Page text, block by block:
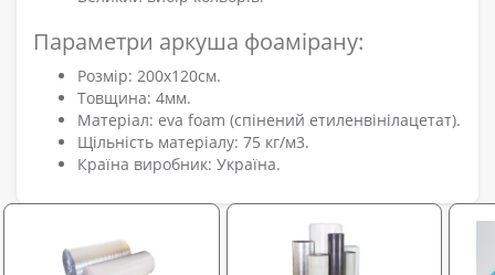
Параметри аркуша фоамірану:
Розмір: 200х120см.
Товщина: 4мм.
Матеріал: eva foam (спінений етиленвінілацетат).
Щільність матеріалу: 75 кг/м3.
Країна виробник: Україна.